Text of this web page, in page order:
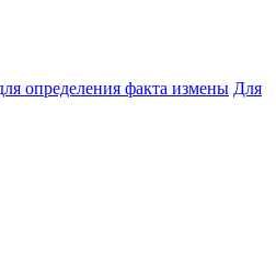
определения факта измены Для